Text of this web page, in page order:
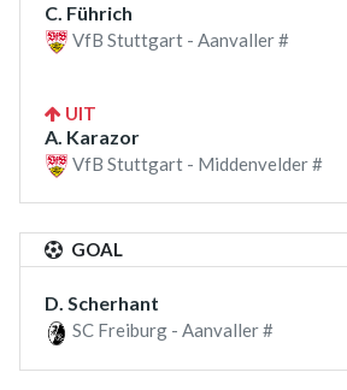
C. Führich
VfB Stuttgart - Aanvaller #
UIT
A. Karazor
VfB Stuttgart - Middenvelder #
GOAL
D. Scherhant
SC Freiburg - Aanvaller #